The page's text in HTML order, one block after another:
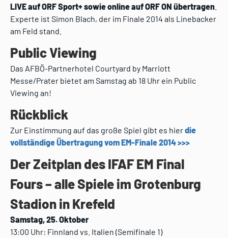
LIVE auf ORF Sport+ sowie online auf ORF ON übertragen
Experte ist Simon Blach, der im Finale 2014 als Linebacker
am Feld stand.
Public Viewing
Das AFBÖ-Partnerhotel Courtyard by Marriott
Messe/Prater bietet am Samstag ab 18 Uhr ein Public
Viewing an!
Rückblick
Zur Einstimmung auf das große Spiel gibt es hierdie
vollständige Übertragung vom EM-Finale 2014 >>>
Der Zeitplan des IFAF EM Final
Fours – alle Spiele im Grotenburg
Stadion in Krefeld
Samstag, 25. Oktober
13:00 Uhr: Finnland vs. Italien (Semifinale 1)